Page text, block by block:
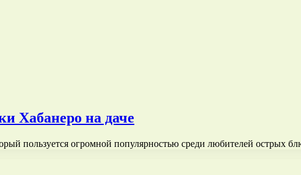
Хабанеро на даче
пользуется огромной популярностью среди любителей острых